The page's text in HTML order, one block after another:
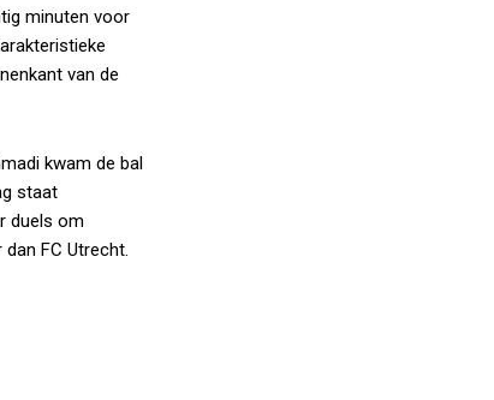
minuten voor
van de
kwam de bal
staat
duels om
FC Utrecht.